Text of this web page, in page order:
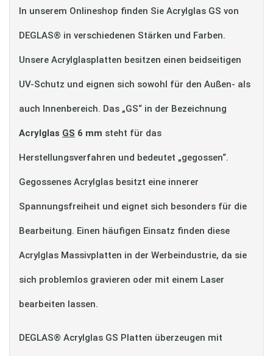
In unserem Onlineshop finden Sie Acrylglas GS von
DEGLAS® in verschiedenen Stärken und Farben.
Unsere Acrylglasplatten besitzen einen beidseitigen
UV-Schutz und eignen sich sowohl für den Außen- als
auch Innenbereich. Das „GS“ in der Bezeichnung
Acrylglas GS 6 mm steht für das
Herstellungsverfahren und bedeutet „gegossen“.
Gegossenes Acrylglas besitzt eine innerer
Spannungsfreiheit und eignet sich besonders für die
Bearbeitung. Einen häufigen Einsatz finden diese
Acrylglas Massivplatten in der Werbeindustrie, da sie
sich problemlos gravieren oder mit einem Laser
bearbeiten lassen.
DEGLAS® Acrylglas GS Platten überzeugen mit